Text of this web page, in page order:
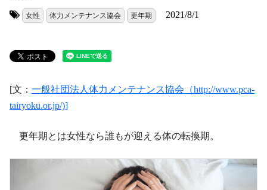
女性 体力メンテナンス協会 更年期 2021/8/1
[文： 一般社団法人体力メンテナンス協会（http://www.pca-
tairyoku.or.jp/)]
更年期とは女性なら誰もが迎える体の転換期。